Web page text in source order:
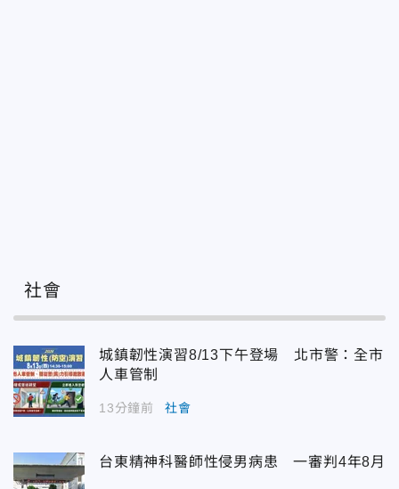
社會
城鎮韌性演習8/13下午登場 北市警：全市
人車管制
13分鐘前 社會
台東精神科醫師性侵男病患 一審判4年8月